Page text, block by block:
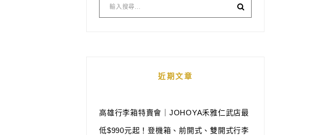
近期文章
高雄行李箱特賣會｜JOHOYA禾雅仁武店最
低$990元起！登機箱、前開式、雙開式行李